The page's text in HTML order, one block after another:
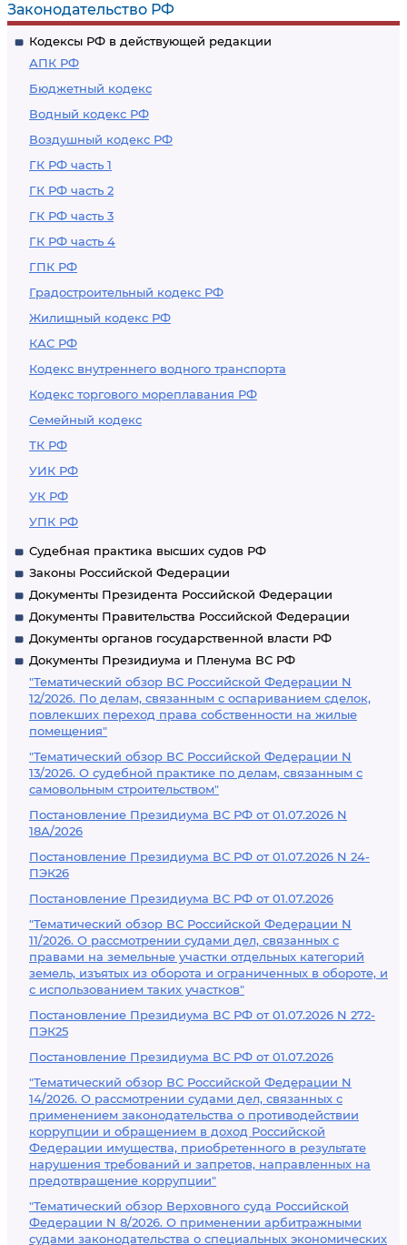
Законодательство РФ
Кодексы РФ в действующей редакции
АПК РФ
Бюджетный кодекс
Водный кодекс РФ
Воздушный кодекс РФ
ГК РФ часть 1
ГК РФ часть 2
ГК РФ часть 3
ГК РФ часть 4
ГПК РФ
Градостроительный кодекс РФ
Жилищный кодекс РФ
КАС РФ
Кодекс внутреннего водного транспорта
Кодекс торгового мореплавания РФ
Семейный кодекс
ТК РФ
УИК РФ
УК РФ
УПК РФ
Судебная практика высших судов РФ
Законы Российской Федерации
Документы Президента Российской Федерации
Документы Правительства Российской Федерации
Документы органов государственной власти РФ
Документы Президиума и Пленума ВС РФ
"Тематический обзор ВС Российской Федерации N
12/2026. По делам, связанным с оспариванием сделок,
повлекших переход права собственности на жилые
помещения"
"Тематический обзор ВС Российской Федерации N
13/2026. О судебной практике по делам, связанным с
самовольным строительством"
Постановление Президиума ВС РФ от 01.07.2026 N
18А/2026
Постановление Президиума ВС РФ от 01.07.2026 N 24-
ПЭК26
Постановление Президиума ВС РФ от 01.07.2026
"Тематический обзор ВС Российской Федерации N
11/2026. О рассмотрении судами дел, связанных с
правами на земельные участки отдельных категорий
земель, изъятых из оборота и ограниченных в обороте, и
с использованием таких участков"
Постановление Президиума ВС РФ от 01.07.2026 N 272-
ПЭК25
Постановление Президиума ВС РФ от 01.07.2026
"Тематический обзор ВС Российской Федерации N
14/2026. О рассмотрении судами дел, связанных с
применением законодательства о противодействии
коррупции и обращением в доход Российской
Федерации имущества, приобретенного в результате
нарушения требований и запретов, направленных на
предотвращение коррупции"
"Тематический обзор Верховного суда Российской
Федерации N 8/2026. О применении арбитражными
судами законодательства о специальных экономических